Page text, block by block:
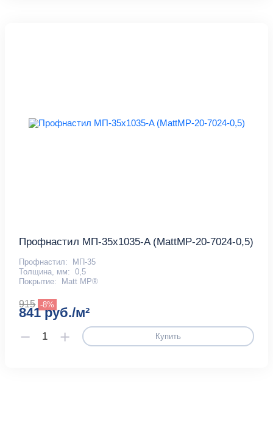
Профнастил МП-35x1035-A (MattMP-20-7024-0,5)
Профнастил:
МП-35
Толщина, мм: 0,5
Покрытие:
Matt MP®
915 -8%
841 руб./м²
Купить